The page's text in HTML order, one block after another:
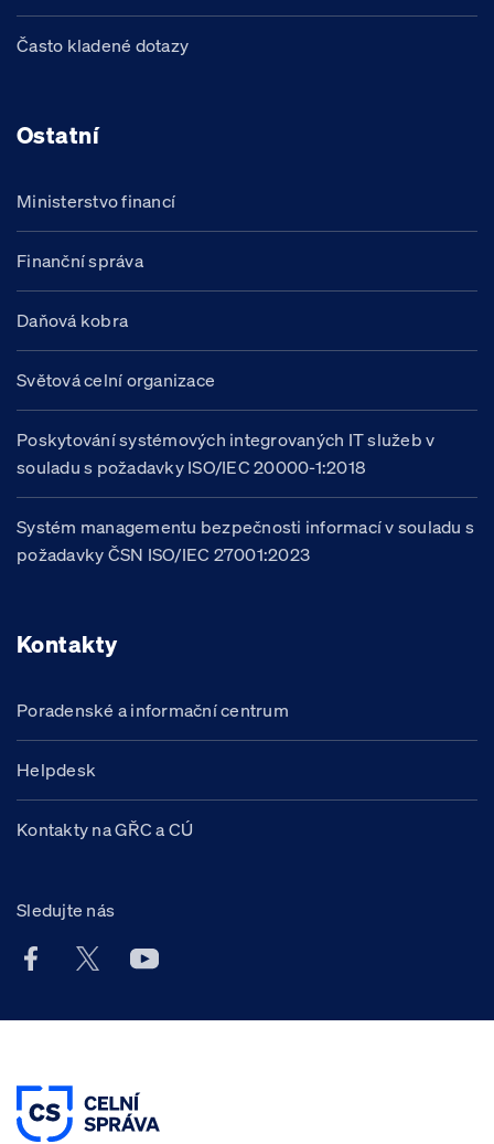
Často kladené dotazy
Ostatní
Ministerstvo financí
Finanční správa
Daňová kobra
Světová celní organizace
Poskytování systémových integrovaných IT služeb v
souladu s požadavky ISO/IEC 20000-1:2018
Systém managementu bezpečnosti informací v souladu s
požadavky ČSN ISO/IEC 27001:2023
Kontakty
Poradenské a informační centrum
Helpdesk
Kontakty na GŘC a CÚ
Sledujte nás
Facebook účet Celní správy ČR
X účet Celní správy ČR
Youtube účet Celní správy ČR